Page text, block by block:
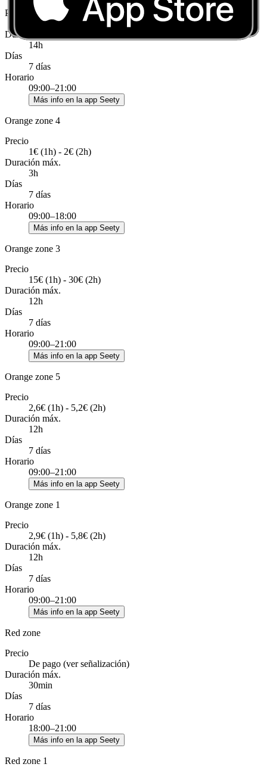
Precio
4€ (1h) - 8€ (2h)
Duración máx.
14h
Días
7 días
Horario
09:00–21:00
Más info en la app Seety
Orange zone 4
Precio
1€ (1h) - 2€ (2h)
Duración máx.
3h
Días
7 días
Horario
09:00–18:00
Más info en la app Seety
Orange zone 3
Precio
15€ (1h) - 30€ (2h)
Duración máx.
12h
Días
7 días
Horario
09:00–21:00
Más info en la app Seety
Orange zone 5
Precio
2,6€ (1h) - 5,2€ (2h)
Duración máx.
12h
Días
7 días
Horario
09:00–21:00
Más info en la app Seety
Orange zone 1
Precio
2,9€ (1h) - 5,8€ (2h)
Duración máx.
12h
Días
7 días
Horario
09:00–21:00
Más info en la app Seety
Red zone
Precio
De pago (ver señalización)
Duración máx.
30min
Días
7 días
Horario
18:00–21:00
Más info en la app Seety
Red zone 1